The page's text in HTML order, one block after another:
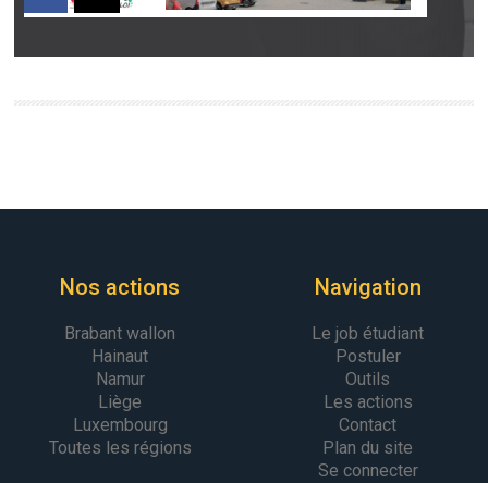
Nos actions
Brabant wallon
Hainaut
Namur
Liège
Luxembourg
Toutes les régions
Navigation
Le job étudiant
Postuler
Outils
Les actions
Contact
Plan du site
Se connecter